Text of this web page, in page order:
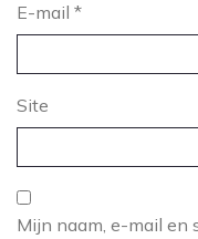
E-mail *
Site
Mijn naam, e-mail en